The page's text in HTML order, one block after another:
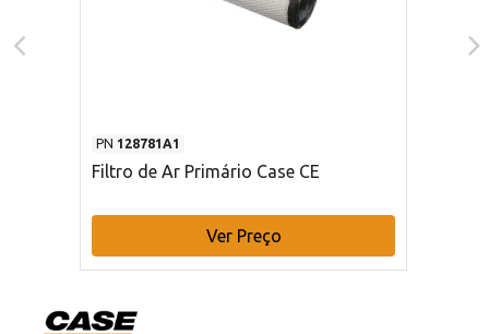
PN 128781A1
Filtro de Ar Primário Case CE
Ver Preço